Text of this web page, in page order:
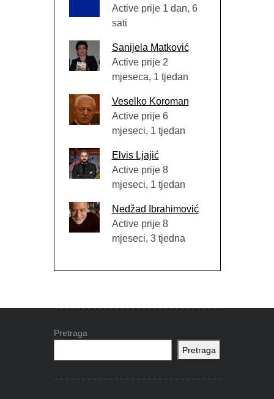
Active prije 1 dan, 6
sati
Sanijela Matković
Active prije 2
mjeseca, 1 tjedan
Veselko Koroman
Active prije 6
mjeseci, 1 tjedan
Elvis Ljajić
Active prije 8
mjeseci, 1 tjedan
Nedžad Ibrahimović
Active prije 8
mjeseci, 3 tjedna
Pretraga
Pretraga